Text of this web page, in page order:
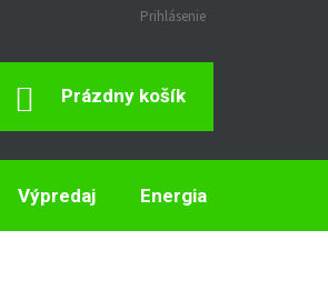
Prihlásenie
Nákupný
Prázdny košík
Výpredaj Energia